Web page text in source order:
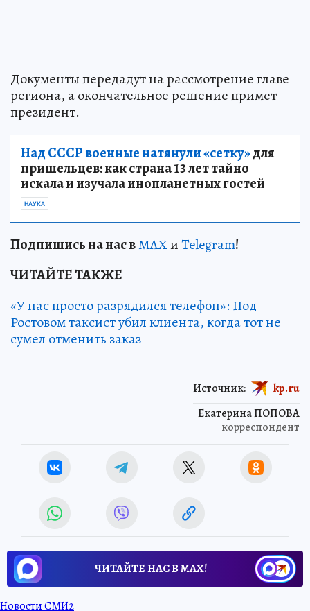
Документы передадут на рассмотрение главе
региона, а окончательное решение примет
президент.
Над СССР военные натянули «сетку»для
пришельцев: как страна 13 лет тайно
искала и изучала инопланетных гостей
НАУКА
Подпишись на нас вМАХиTelegram!
ЧИТАЙТЕ ТАКЖЕ
«У нас просто разрядился телефон»: Под
Ростовом таксист убил клиента, когда тот не
сумел отменить заказ
Екатерина ПОПОВА
корреспондент
Источник: kp.ru
ЧИТАЙТЕ НАС В МАХ!
Новости СМИ2